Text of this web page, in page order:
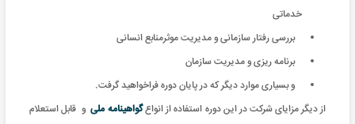
خدماتی
بررسی رفتار سازمانی و مدیریت موثرمنابع انسانی
برنامه ریزی و مدیریت سازمان
و بسیاری موارد دیگر که در پایان دوره فراخواهید گرفت.
از دیگر مزایای شرکت در این دوره استفاده از انواعگواهینامه ملیو قابل استعلام